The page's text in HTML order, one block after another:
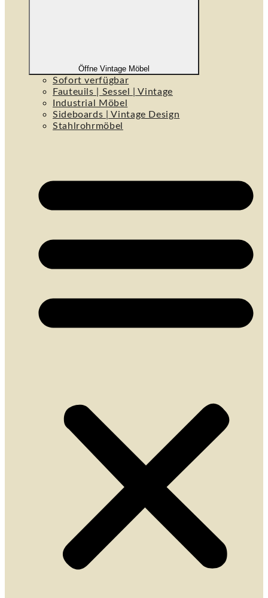
Öffne Vintage Möbel
Sofort verfügbar
Fauteuils | Sessel | Vintage
Industrial Möbel
Sideboards | Vintage Design
Stahlrohrmöbel